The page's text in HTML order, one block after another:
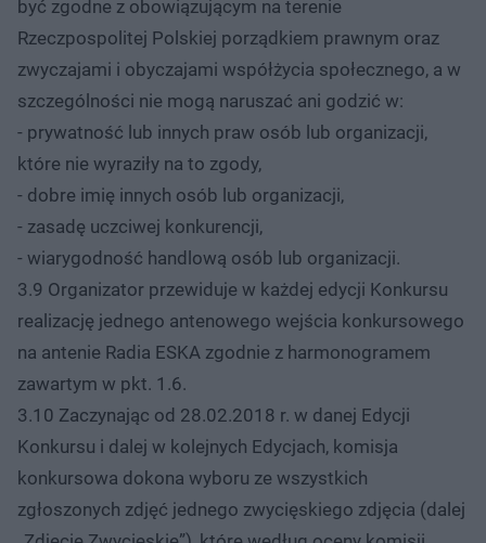
być zgodne z obowiązującym na terenie
Rzeczpospolitej Polskiej porządkiem prawnym oraz
zwyczajami i obyczajami współżycia społecznego, a w
szczególności nie mogą naruszać ani godzić w:
- prywatność lub innych praw osób lub organizacji,
które nie wyraziły na to zgody,
- dobre imię innych osób lub organizacji,
- zasadę uczciwej konkurencji,
- wiarygodność handlową osób lub organizacji.
3.9 Organizator przewiduje w każdej edycji Konkursu
realizację jednego antenowego wejścia konkursowego
na antenie Radia ESKA zgodnie z harmonogramem
zawartym w pkt. 1.6.
3.10 Zaczynając od 28.02.2018 r. w danej Edycji
Konkursu i dalej w kolejnych Edycjach, komisja
konkursowa dokona wyboru ze wszystkich
zgłoszonych zdjęć jednego zwycięskiego zdjęcia (dalej